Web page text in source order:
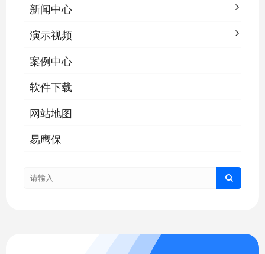
新闻中心
演示视频
案例中心
软件下载
网站地图
易鹰保